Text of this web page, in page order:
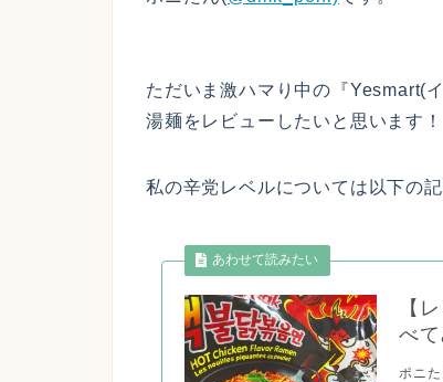
ただいま激ハマり中の『Yesmart(
湯麺をレビューしたいと思います！
私の辛党レベルについては以下の
【
べ
ポニ